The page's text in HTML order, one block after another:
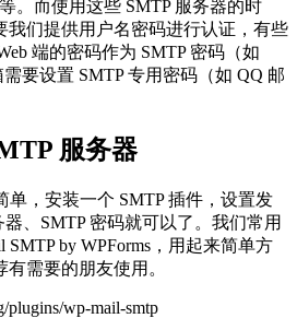
。而使用这些 SMTP 服务器的时
我们提供用户名密码进行认证，有些
端的密码作为 SMTP 密码（如
要设置 SMTP 专用密码（如 QQ 邮
服务器
单，安装一个 SMTP 插件，设置发
、SMTP 密码就可以了。我们常用
SMTP by WPForms，用起来简单方
需要的朋友使用。
plugins/wp-mail-smtp